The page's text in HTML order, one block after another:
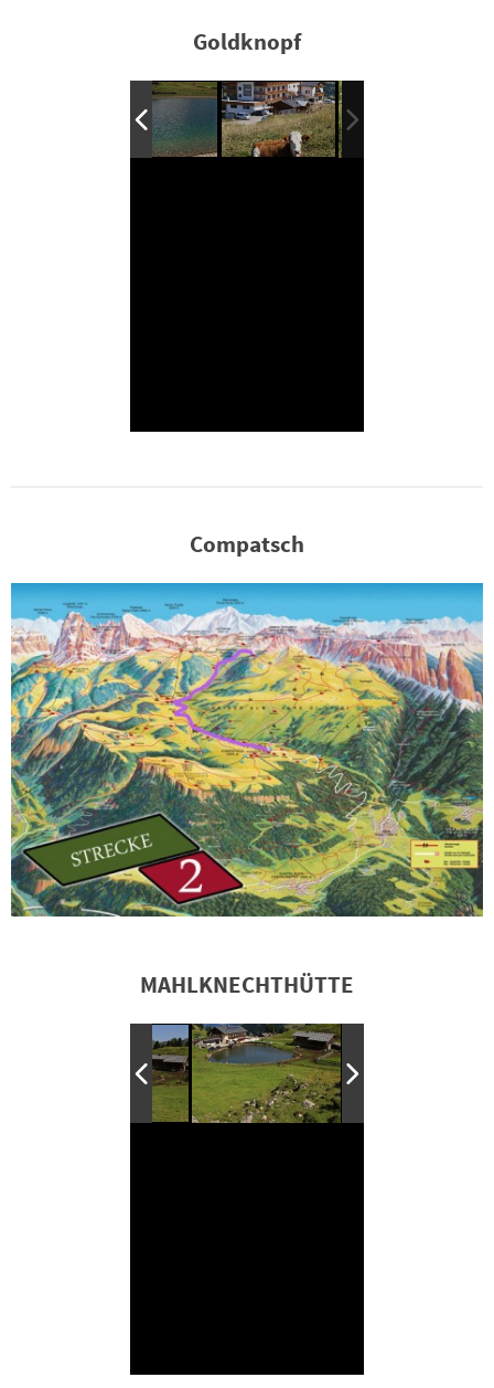
Goldknopf
Compatsch
MAHLKNECHTHÜTTE